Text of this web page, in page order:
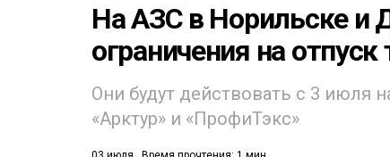
На АЗС в Норильске и
ограничения на
Они будут действовать с 3 июля
«Арктур» и «ПрофиТэкс»